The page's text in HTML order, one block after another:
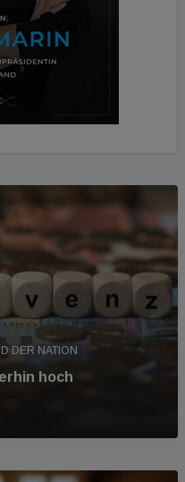
DER NATION
hoch